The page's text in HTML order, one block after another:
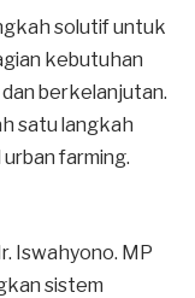
solutif untuk
kebutuhan
berkelanjutan.
satu langkah
farming.
Iswahyono. MP
sistem